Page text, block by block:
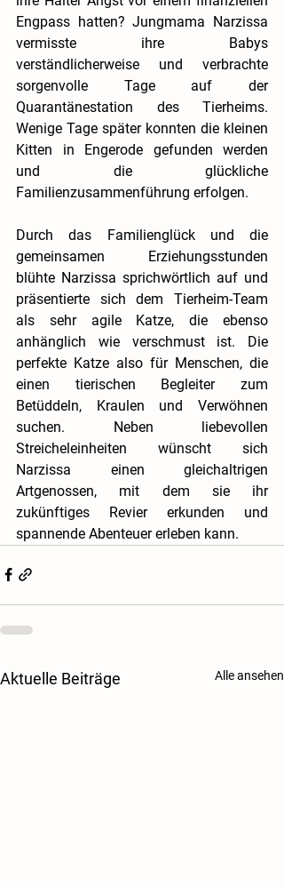
Engpass hatten? Jungmama Narzissa
vermisste ihre Babys
verständlicherweise und verbrachte
sorgenvolle Tage auf der
Quarantänestation des Tierheims.
Wenige Tage später konnten die kleinen
Kitten in Engerode gefunden werden
und die glückliche
Familienzusammenführung erfolgen.
Durch das Familienglück und die
gemeinsamen Erziehungsstunden
blühte Narzissa sprichwörtlich auf und
präsentierte sich dem Tierheim-Team
als sehr agile Katze, die ebenso
anhänglich wie verschmust ist. Die
perfekte Katze also für Menschen, die
einen tierischen Begleiter zum
Betüddeln, Kraulen und Verwöhnen
suchen. Neben liebevollen
Streicheleinheiten wünscht sich
Narzissa einen gleichaltrigen
Artgenossen, mit dem sie ihr
zukünftiges Revier erkunden und
spannende Abenteuer erleben kann.
Aktuelle Beiträge Alle ansehen